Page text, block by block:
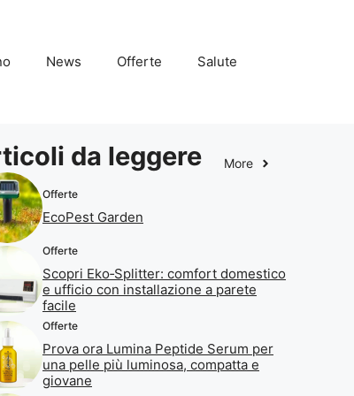
News Offerte Salute
da leggere More
Offerte
EcoPest Garden
Offerte
Scopri Eko‑Splitter: comfort domestico
e ufficio con installazione a parete
facile
Offerte
Prova ora Lumina Peptide Serum per
una pelle più luminosa, compatta e
giovane